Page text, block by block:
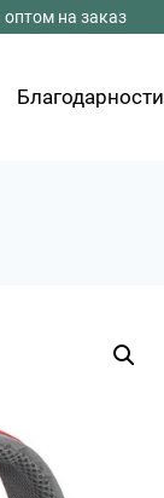
на заказ
Благодарности